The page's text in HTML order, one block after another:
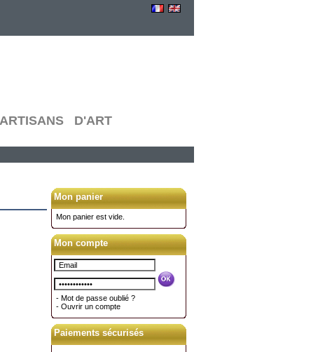
D'ART
Mon panier
Mon panier est vide.
Mon compte
- Mot de passe oublié ?
- Ouvrir un compte
Paiements sécurisés